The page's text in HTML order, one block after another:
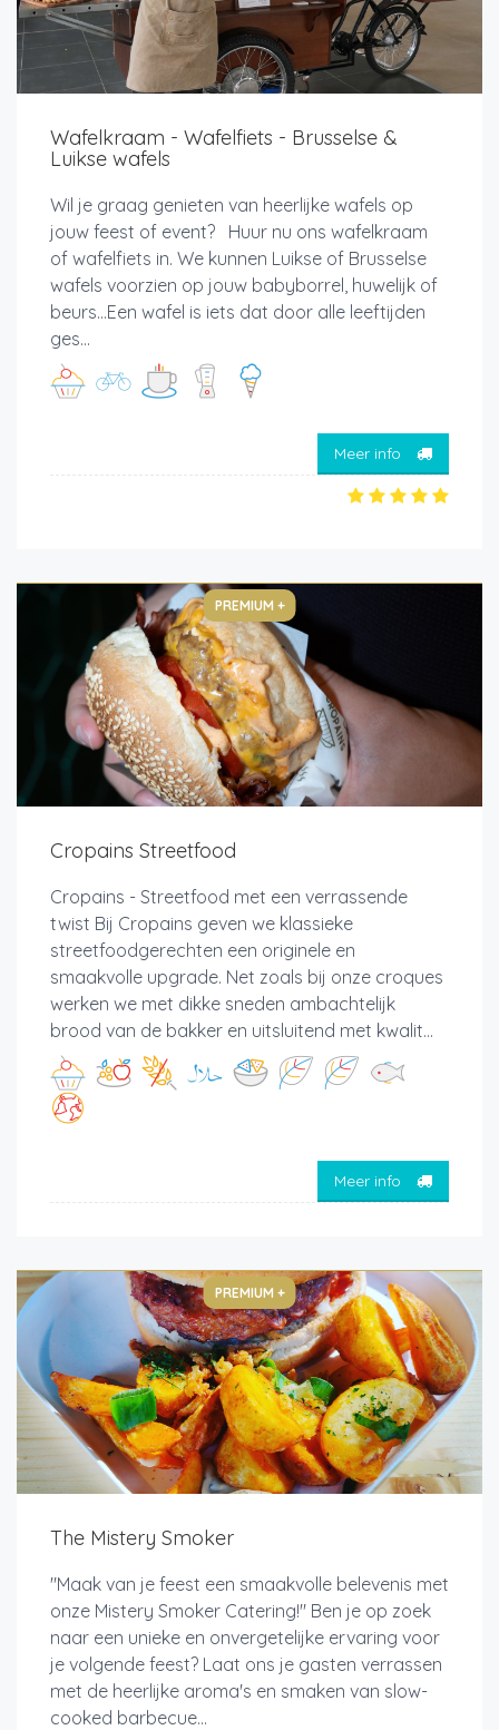
Wafelkraam - Wafelfiets - Brusselse &
Luikse wafels
Wil je graag genieten van heerlijke wafels op
jouw feest of event? Huur nu ons wafelkraam
of wafelfiets in. We kunnen Luikse of Brusselse
wafels voorzien op jouw babyborrel, huwelijk of
beurs...Een wafel is iets dat door alle leeftijden
ges...
Meer info
PREMIUM +
Cropains Streetfood
Cropains - Streetfood met een verrassende
twist Bij Cropains geven we klassieke
streetfoodgerechten een originele en
smaakvolle upgrade. Net zoals bij onze croques
werken we met dikke sneden ambachtelijk
brood van de bakker en uitsluitend met kwalit...
Meer info
PREMIUM +
The Mistery Smoker
"Maak van je feest een smaakvolle belevenis met
onze Mistery Smoker Catering!" Ben je op zoek
naar een unieke en onvergetelijke ervaring voor
je volgende feest? Laat ons je gasten verrassen
met de heerlijke aroma's en smaken van slow-
cooked barbecue...